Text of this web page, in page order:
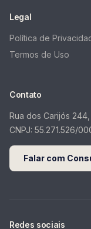
Legal
Política de
Termos de Uso
Contato
Rua dos Carijós
CNPJ: 55.271.526/
Falar com
Redes sociais